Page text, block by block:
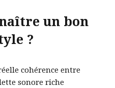
un bon
?
cohérence entre
sonore riche